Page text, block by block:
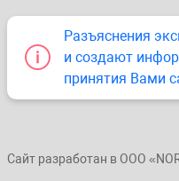
Разъяснения
и создают
принятия Вами
Сайт разработан в ООО